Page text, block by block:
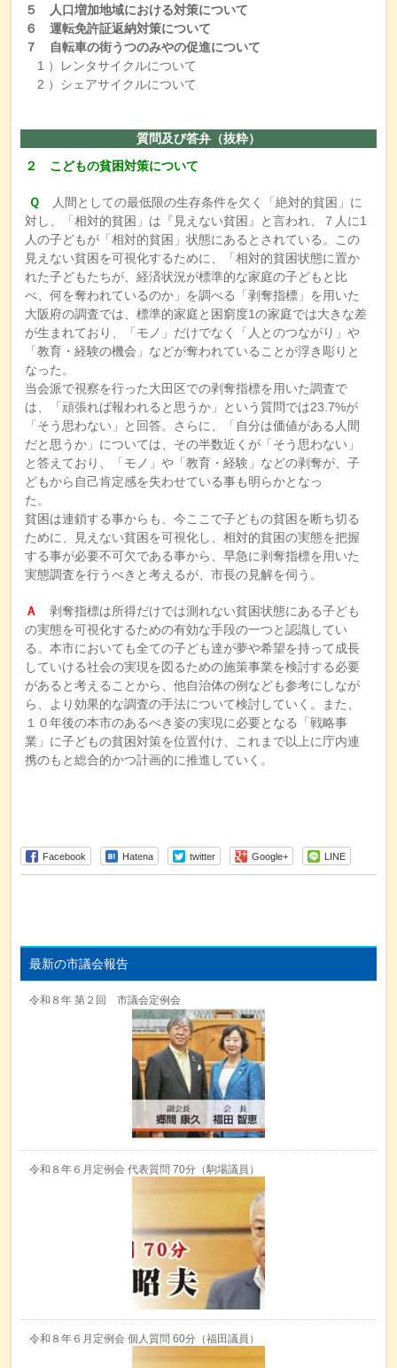
５ 人口増加地域における対策について
６ 運転免許証返納対策について
７
自転車の街うつのみやの促進について
1 ）レンタサイクルについて
2 ）シェアサイクルについて
質問及び答弁（抜粋）
２ こどもの貧困対策について
Ｑ
人間としての最低限の生存条件を欠く「絶対的貧困」に
対し、「相対的貧困」は『見えない貧困』と言われ、７人に1
人の子どもが「相対的貧困」状態にあるとされている。この
見えない貧困を可視化するために、「相対的貧困状態に置か
れた子どもたちが、経済状況が標準的な家庭の子どもと比
べ、何を奪われているのか」を調べる「剥奪指標」を用いた
大阪府の調査では、標準的家庭と困窮度1の家庭では大きな差
が生まれており、「モノ」だけでなく「人とのつながり」や
「教育・経験の機会」などが奪われていることが浮き彫りと
なった。
当会派で視察を行った大田区での剥奪指標を用いた調査で
は、「頑張れば報われると思うか」という質問では23.7%が
「そう思わない」と回答。さらに、「自分は価値がある人間
だと思うか」については、その半数近くが「そう思わない」
と答えており、「モノ」や「教育・経験」などの剥奪が、子
どもから自己肯定感を失わせている事も明らかとなっ
た。
貧困は連鎖する事からも、今ここで子どもの貧困を断ち切る
ために、見えない貧困を可視化し、相対的貧困の実態を把握
する事が必要不可欠である事から、早急に剥奪指標を用いた
実態調査を行うべきと考えるが、市長の見解を伺う。
Ａ剥奪指標は所得だけでは測れない貧困状態にある子ども
の実態を可視化するための有効な手段の一つと認識してい
る。本市においても全ての子ども達が夢や希望を持って成長
していける社会の実現を図るための施策事業を検討する必要
があると考えることから、他自治体の例なども参考にしなが
ら、より効果的な調査の手法について検討していく。また、
１０年後の本市のあるべき姿の実現に必要となる「戦略事
業」に子どもの貧困対策を位置付け、これまで以上に庁内連
携のもと総合的かつ計画的に推進していく。
Facebook Hatena twitter Google+ LINE
最新の市議会報告
令和８年 第２回 市議会定例会
令和８年６月定例会 代表質問 70分（駒場議員）
令和８年６月定例会 個人質問 60分（福田議員）